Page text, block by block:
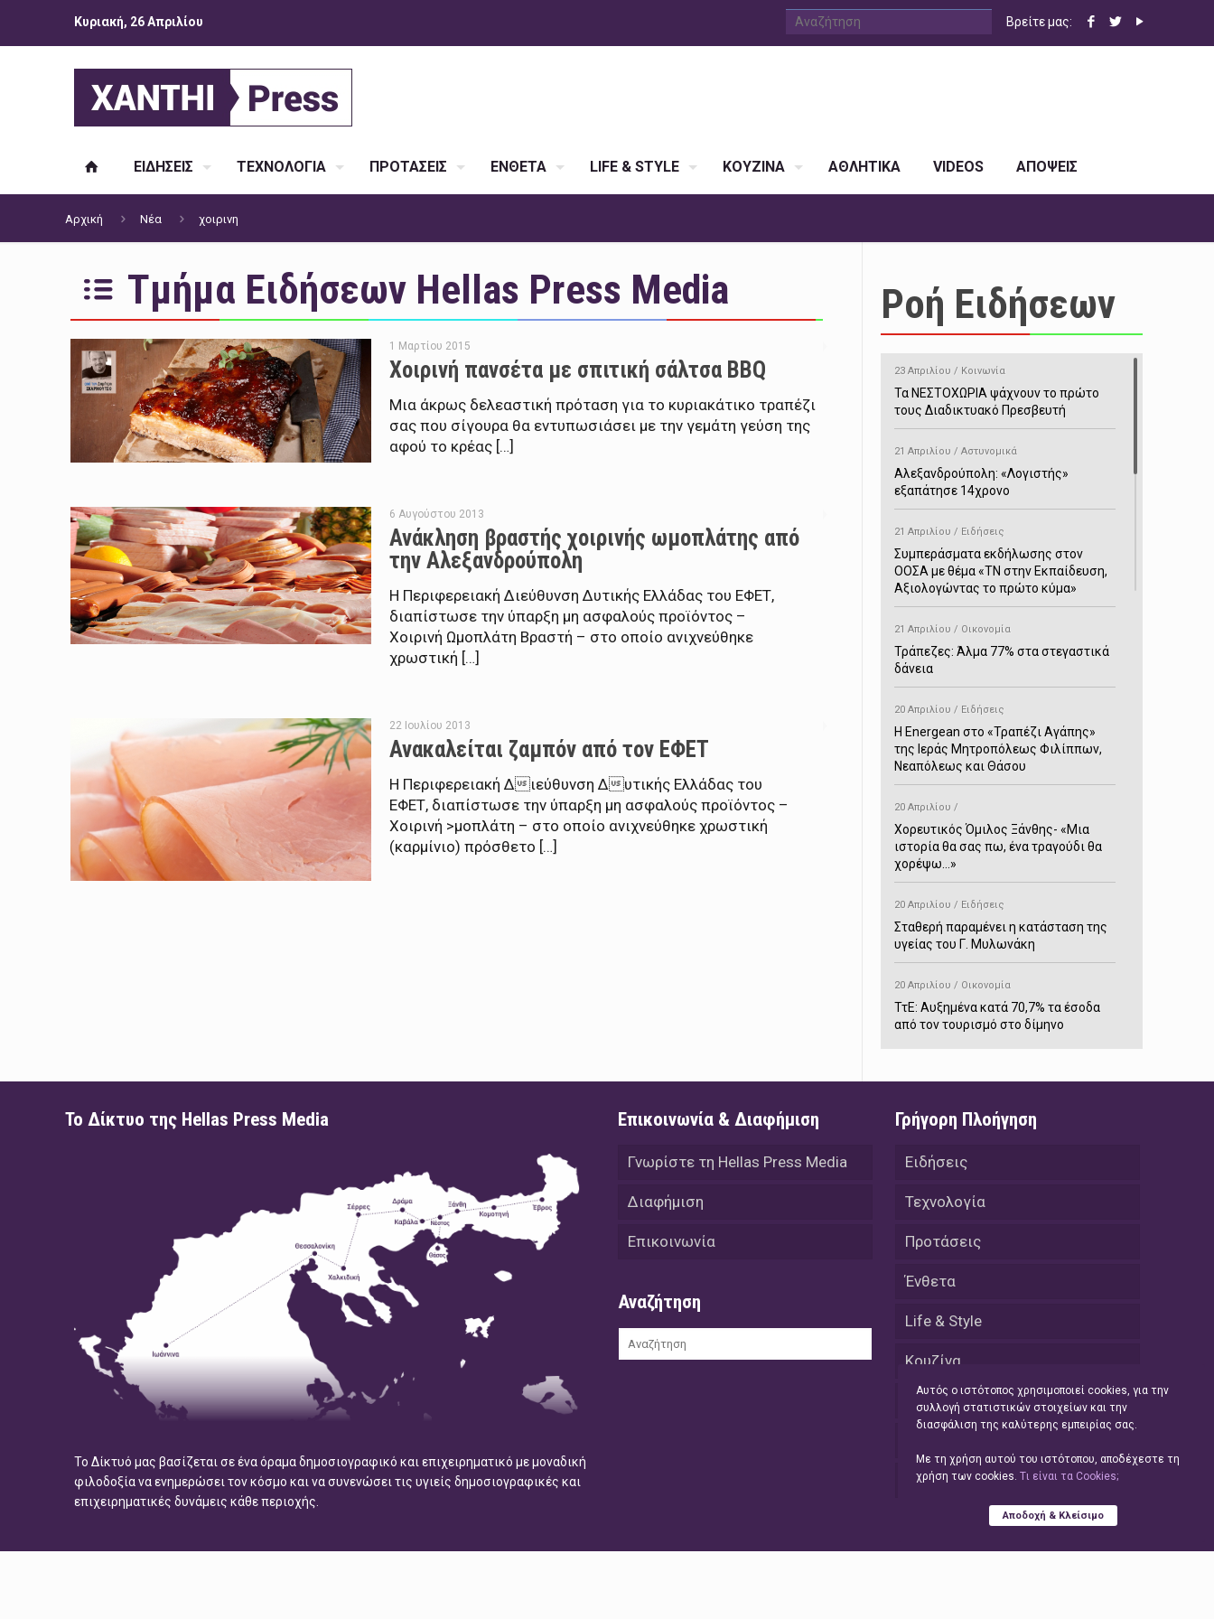
Κυριακή, 26 Απριλίου Βρείτε μας:
ΕΙΔΗΣΕΙΣ ΤΕΧΝΟΛΟΓΙΑ ΠΡΟΤΑΣΕΙΣ ΕΝΘΕΤΑ LIFE & STYLE ΚΟΥΖΙΝΑ ΑΘΛΗΤΙΚΑ VIDEOS ΑΠΟΨΕΙΣ
Αρχική Νέα χοιρινη
Τμήμα Ειδήσεων Hellas Press Media
1 Μαρτίου 2015
Χοιρινή πανσέτα με σπιτική σάλτσα BBQ
Μια άκρως δελεαστική πρόταση για το κυριακάτικο τραπέζι
σας που σίγουρα θα εντυπωσιάσει με την γεμάτη γεύση της
αφού το κρέας […]
6 Αυγούστου 2013
Ανάκληση βραστής χοιρινής ωμοπλάτης από
την Αλεξανδρούπολη
Η Περιφερειακή Διεύθυνση Δυτικής Ελλάδας του ΕΦΕΤ,
διαπίστωσε την ύπαρξη μη ασφαλούς προϊόντος –
Χοιρινή Ωμοπλάτη Βραστή – στο οποίο ανιχνεύθηκε
χρωστική […]
22 Ιουλίου 2013
Ανακαλείται ζαμπόν από τον ΕΦΕΤ
Η Περιφερειακή Διεύθυνση Δυτικής Ελλάδας του
ΕΦΕΤ, διαπίστωσε την ύπαρξη μη ασφαλούς προϊόντος –
Χοιρινή >μοπλάτη – στο οποίο ανιχνεύθηκε χρωστική
(καρμίνιο) πρόσθετο […]
Ροή Ειδήσεων
23 Απριλίου / Κοινωνία
Τα ΝΕΣΤΟΧΩΡΙΑ ψάχνουν το πρώτο
τους Διαδικτυακό Πρεσβευτή
21 Απριλίου / Αστυνομικά
Αλεξανδρούπολη: «Λογιστής»
εξαπάτησε 14χρονο
21 Απριλίου / Ειδήσεις
Συμπεράσματα εκδήλωσης στον
ΟΟΣΑ με θέμα «ΤΝ στην Εκπαίδευση,
Αξιολογώντας το πρώτο κύμα»
21 Απριλίου / Οικονομία
Τράπεζες: Άλμα 77% στα στεγαστικά
δάνεια
20 Απριλίου / Ειδήσεις
H Energean στο «Τραπέζι Αγάπης»
της Ιεράς Μητροπόλεως Φιλίππων,
Νεαπόλεως και Θάσου
20 Απριλίου /
Χορευτικός Όμιλος Ξάνθης- «Mια
ιστορία θα σας πω, ένα τραγούδι θα
χορέψω…»
20 Απριλίου / Ειδήσεις
Σταθερή παραμένει η κατάσταση της
υγείας του Γ. Μυλωνάκη
20 Απριλίου / Οικονομία
ΤτΕ: Αυξημένα κατά 70,7% τα έσοδα
από τον τουρισμό στο δίμηνο
20 Απριλίου / Αστυνομικά
πιστολιού κρότου – αερίου
20 Απριλίου / Κόσμος
Δεύτερο τσουνάμι ύψους 80
Παρουσίαση του Κοινού
Σπουδών «Evolutionary Medicine» από
20 Απριλίου / Οικονομία
Μείωση 4,6% σημείωσε ο γενικός
δείκτης κύκλου εργασιών στη
ανακοίνωσε η ΕΛΣΤΑΤ
20 Απριλίου / Ειδήσεις
Λειβαδίτης Ξάνθης: Πώς η πατάτα
Το Δίκτυο της Hellas Press Media
Το Δίκτυό μας βασίζεται σε ένα όραμα δημοσιογραφικό και επιχειρηματικό με μοναδική
φιλοδοξία να ενημερώσει τον κόσμο και να συνενώσει τις υγιείς δημοσιογραφικές και
επιχειρηματικές δυνάμεις κάθε περιοχής.
Επικοινωνία & Διαφήμιση
Γνωρίστε τη Hellas Press Media
Διαφήμιση
Επικοινωνία
Αναζήτηση
Γρήγορη Πλοήγηση
Ειδήσεις
Τεχνολογία
Προτάσεις
Ένθετα
Life & Style
Κουζίνα
Αθλητικά
Απόψεις
Αυτός ο ιστότοπος χρησιμοποιεί cookies, για την
συλλογή στατιστικών στοιχείων και την
διασφάλιση της καλύτερης εμπειρίας σας.
Με τη χρήση αυτού του ιστότοπου, αποδέχεστε τη
χρήση των cookies. Tι είναι τα Cookies;
Αποδοχή & Κλείσιμο